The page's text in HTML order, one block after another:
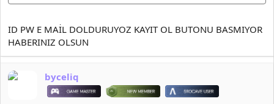
ID PW E MAİL DOLDURUYOZ KAYIT OL BUTONU BASMIYOR
HABERINIZ OLSUN
byceliq